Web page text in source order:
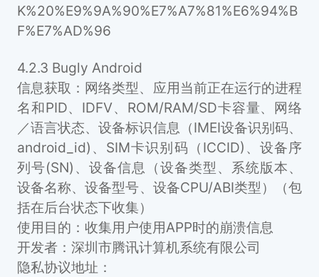
K%20%E9%9A%90%E7%A7%81%E6%94%B
F%E7%AD%96
4.2.3 Bugly Android
信息获取：网络类型、应用当前正在运行的进程
名和PID、IDFV、ROM/RAM/SD卡容量、网络
／语言状态、设备标识信息（IMEI设备识别码、
android_id)、SIM卡识别码（ICCID)、设备序
列号(SN)、设备信息（设备类型、系统版本、
设备名称、设备型号、设备CPU/ABI类型）（包
括在后台状态下收集）
使用目的：收集用户使用APP时的崩溃信息
开发者：深圳市腾讯计算机系统有限公司
隐私协议地址：